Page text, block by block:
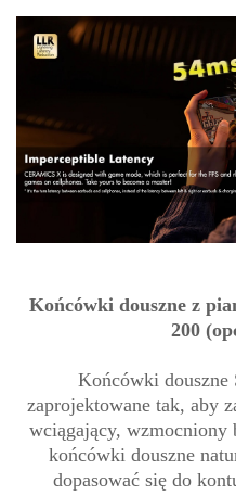
Końcówki douszne z
200
Końcówki douszne
zaprojektowane tak, aby
wciągający, wzmocniony
końcówki douszne
dopasować się do